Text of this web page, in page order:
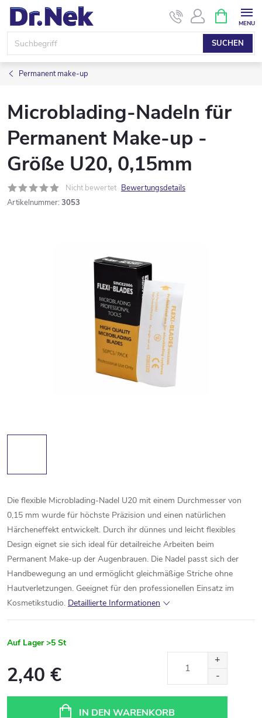
Zum
Inhalt
springen
SUCHEN
Permanent make-up
Microblading-Nadeln für
Permanent Make-up -
Größe U20, 0,15mm
Nicht bewertet Bewertungsdetails
Artikelnummer: 3053
Die flexible Microblading-Nadel U20 mit einem Durchmesser von
0,15 mm wurde für höchste Präzision und einen natürlichen
Härcheneffekt entwickelt. Durch ihr dünnes und leicht flexibles
Design eignet sie sich ideal für detailreiche Arbeiten beim
Permanent Make-up der Augenbrauen. Die Nadel passt sich der
Handbewegung an und ermöglicht gleichmäßige Striche ohne
Hautverletzungen. Geeignet für den professionellen Einsatz im
Kosmetikstudio. Detaillierte Informationen
Auf Lager >5 St
2,40 €
IN DEN WARENKORB